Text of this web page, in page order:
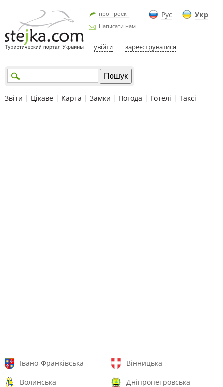
Рус Укр
про проект
Написати нам
увійти зареєструватися
Звіти | Цікаве | Карта | Замки | Погода | Готелі | Таксі
Івано-Франківська
Вінницька
Волинська
Дніпропетровська